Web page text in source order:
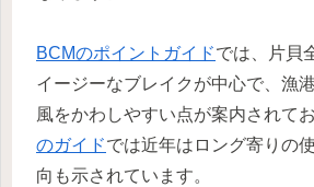
BCMのポイントガイドでは、片貝
イージーなブレイクが中心で、漁
風をかわしやすい点が案内されてお
のガイドでは近年はロング寄りの
向も示されています。